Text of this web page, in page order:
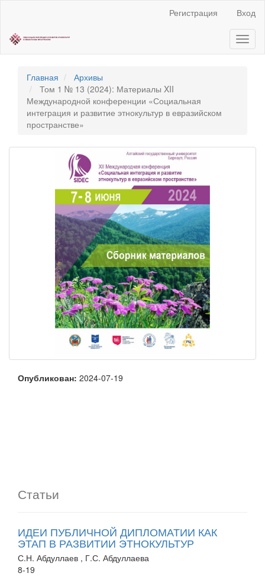
содержанию
страницы
навигация
Основное
содержание
Боковая
панель
Регистрация Вход
Главная
Архивы
Том 1 № 13 (2024): Материалы XII
Международной конференции «Социальная
интеграция и развитие этнокультур в евразийском
пространстве»
Опубликован: 2024-07-19
Статьи
ИДЕИ ПУБЛИЧНОЙ ДИПЛОМАТИИ КАК
ЭТАП В РАЗВИТИИ ЭТНОКУЛЬТУР
С.Н. Абдуллаев , Г.С. Абдуллаева
8-19